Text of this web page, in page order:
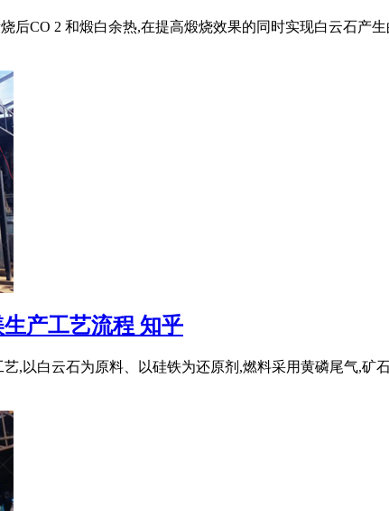
后CO 2 和煅白余热,在提高煅烧效果的同时实现白云石产
产工艺流程 知乎
,以白云石为原料、以硅铁为还原剂,燃料采用黄磷尾气,矿